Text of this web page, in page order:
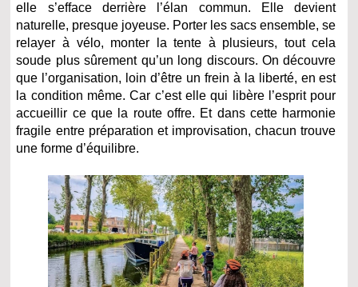
elle s’efface derrière l’élan commun. Elle devient
naturelle, presque joyeuse. Porter les sacs ensemble, se
relayer à vélo, monter la tente à plusieurs, tout cela
soude plus sûrement qu’un long discours. On découvre
que l’organisation, loin d’être un frein à la liberté, en est
la condition même. Car c’est elle qui libère l’esprit pour
accueillir ce que la route offre. Et dans cette harmonie
fragile entre préparation et improvisation, chacun trouve
une forme d’équilibre.